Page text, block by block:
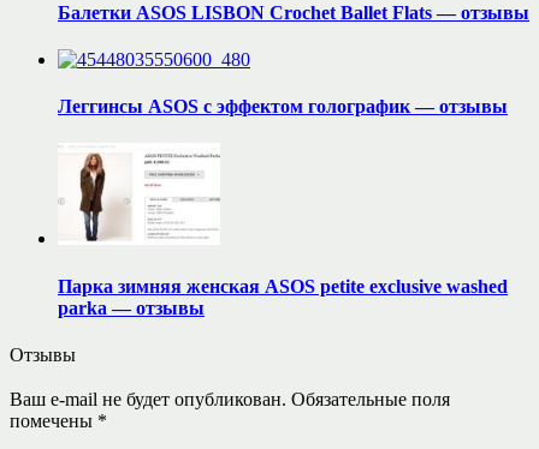
Балетки ASOS LISBON Crochet Ballet Flats — отзывы
Леггинсы ASOS с эффектом голографик — отзывы
Парка зимняя женская ASOS petite exclusive washed
parka — отзывы
Отзывы
Ваш e-mail не будет опубликован. Обязательные поля
помечены *